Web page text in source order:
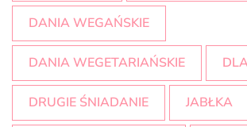
DANIA WEGAŃSKIE
DANIA WEGETARIAŃSKIE
DRUGIE ŚNIADANIE JABŁKA